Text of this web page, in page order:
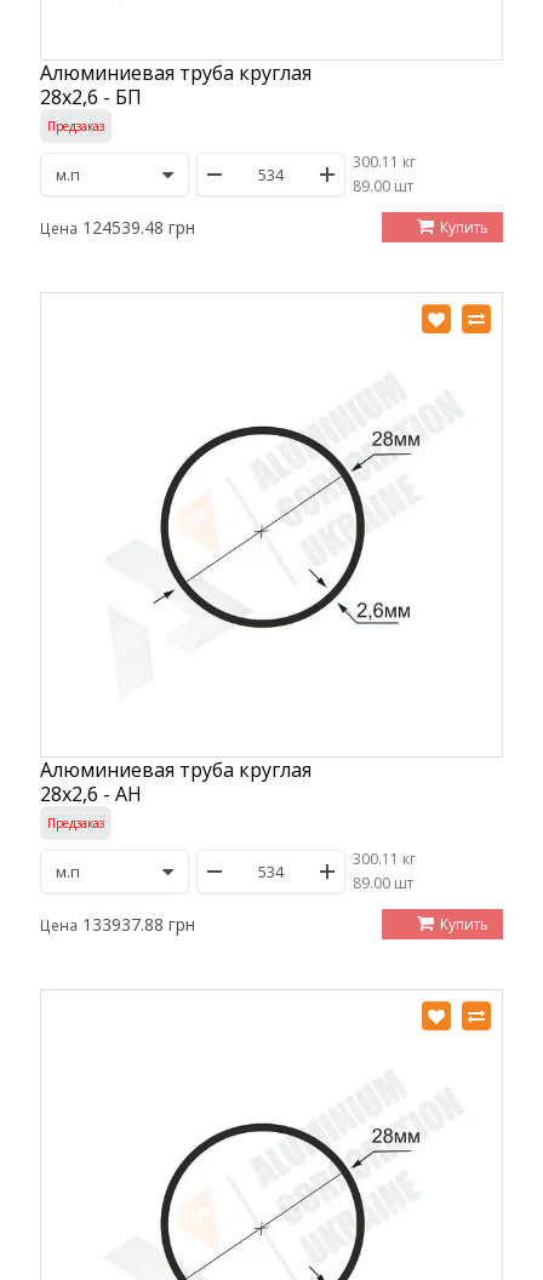
Алюминиевая труба круглая
28х2,6 - БП
Предзаказ
300.11 кг
/89.00 шт
Цена 124539.48 грн Купить
Алюминиевая труба круглая
28х2,6 - АН
Предзаказ
300.11 кг
/89.00 шт
Цена 133937.88 грн Купить